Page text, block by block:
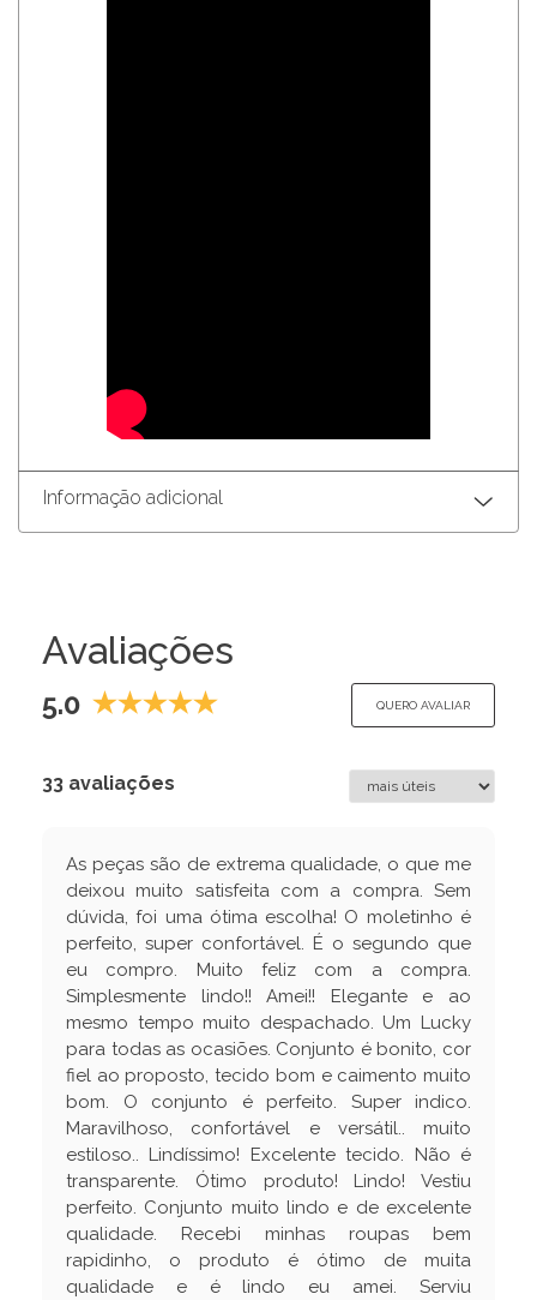
Informação adicional
Avaliações
5.0 QUERO AVALIAR
33 avaliações
As peças são de extrema qualidade, o que me
deixou muito satisfeita com a compra. Sem
dúvida, foi uma ótima escolha! O moletinho é
perfeito, super confortável. É o segundo que
eu compro. Muito feliz com a compra.
Simplesmente lindo!! Amei!! Elegante e ao
mesmo tempo muito despachado. Um Lucky
para todas as ocasiões. Conjunto é bonito, cor
fiel ao proposto, tecido bom e caimento muito
bom. O conjunto é perfeito. Super indico.
Maravilhoso, confortável e versátil.. muito
estiloso.. Lindíssimo! Excelente tecido. Não é
transparente. Ótimo produto! Lindo! Vestiu
perfeito. Conjunto muito lindo e de excelente
qualidade. Recebi minhas roupas bem
rapidinho, o produto é ótimo de muita
qualidade e é lindo eu amei. Serviu